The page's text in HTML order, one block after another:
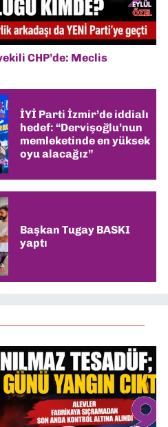
CHP’de: Meclis
İYİ Parti İzmir’de iddialı
hedef: “Dervişoğlu’nun
memleketinde en yüksek
oyu alacağız”
Başkan Tugay BASKI
yaptı